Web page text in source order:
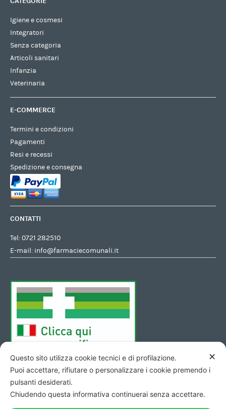
Igiene e cosmesi
Integratori
Senza categoria
Articoli sanitari
Infanzia
Veterinaria
E-COMMERCE
Termini e condizioni
Pagamenti
Resi e recessi
Spedizione e consegna
CONTATTI
Tel:0721 282510
E-mail: info@farmaciecomunali.it
✕
Questo sito utilizza cookie tecnici e di profilazione.
Puoi accettare, rifiutare o personalizzare i cookie premendo i
pulsanti desiderati.
Chiudendo questa informativa continuerai senza accettare.